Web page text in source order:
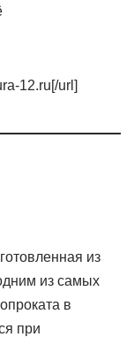
12.ru[/url]
из
из самых
в
при